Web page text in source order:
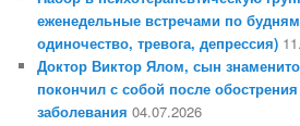
еженедельные встречами по
одиночество, тревога, депрессия)
Доктор Виктор Ялом, сын
покончил с собой после
заболевания 04.07.2026